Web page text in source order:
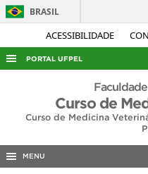
ACESSIBILIDADE
BRASIL
PORTAL UFPEL
ACESSO À INFORMAÇÃO
AUDITORIA
CONCURSOS
Curso de
Curso de Medicina
MENU